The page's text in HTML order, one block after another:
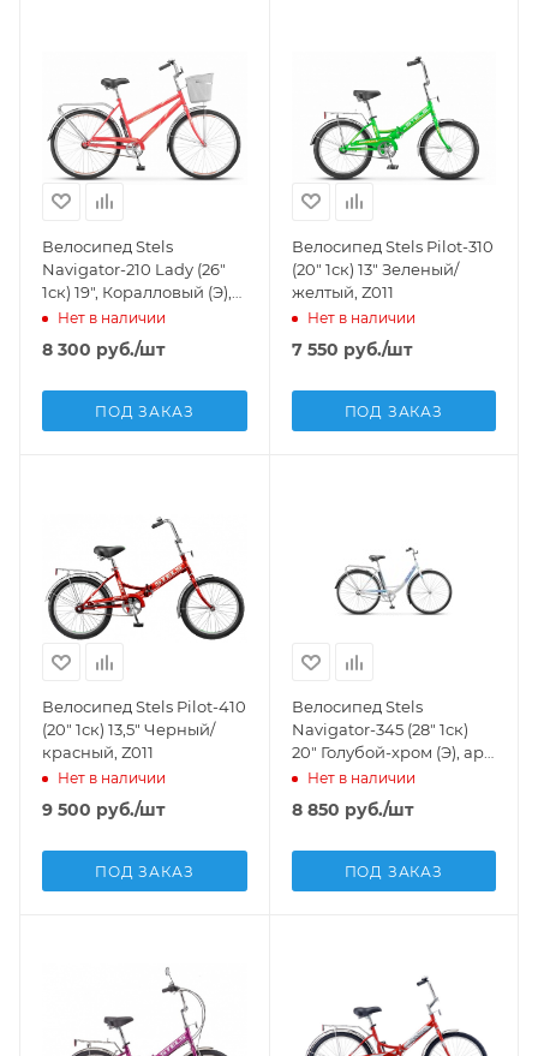
Велосипед Stels
Navigator-210 Lady (26"
1ск) 19", Коралловый (Э),
Z010Нет в наличии
8 300 руб./шт
ПОД ЗАКАЗ
Велосипед Stels Pilot-310
(20" 1ск) 13" Зеленый/
желтый, Z011
Нет в наличии
7 550 руб./шт
ПОД ЗАКАЗ
Велосипед Stels Pilot-410
(20" 1ск) 13,5" Черный/
красный, Z011
Нет в наличии
9 500 руб./шт
ПОД ЗАКАЗ
Велосипед Stels
Navigator-345 (28" 1ск)
20" Голубой-хром (Э), арт.
Z010Нет в наличии
8 850 руб./шт
ПОД ЗАКАЗ